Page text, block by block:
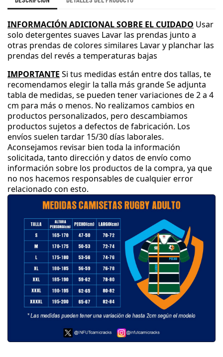
INFORMACIÓN ADICIONAL SOBRE EL CUIDADO Usar
solo detergentes suaves Lavar las prendas junto a
otras prendas de colores similares Lavar y planchar las
prendas del revés a temperaturas bajas
IMPORTANTE Si tus medidas están entre dos tallas, te
recomendamos elegir la talla más grandeSe adjunta
tabla de medidas, se pueden tener variaciones de 2 a 4
cm para más o menos. No realizamos cambios en
productos personalizados, pero descambiamos
productos sujetos a defectos de fabricación. Los
envíos suelen tardar 15/30 días laborales.
Aconsejamos revisar bien toda la información
solicitada, tanto dirección y datos de envío como
información sobre los productos de la compra, ya que
no nos hacemos responsables de cualquier error
relacionado con esto.